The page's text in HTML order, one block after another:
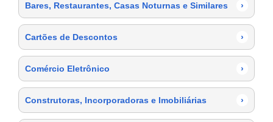
Bares, Restaurantes, Casas Noturnas e Similares ›
Cartões de Descontos ›
Comércio Eletrônico ›
Construtoras, Incorporadoras e Imobiliárias ›